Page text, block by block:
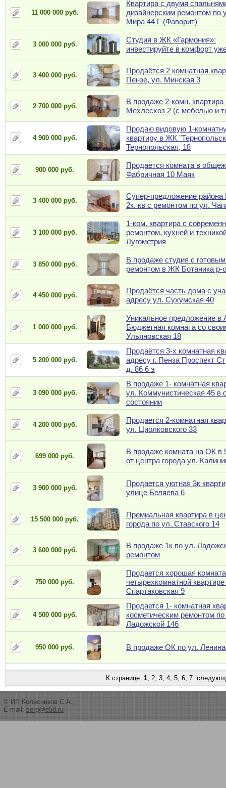
11 000 000 руб.
Квартира с двумя
дизайнерским ремонтом по
Мира 44 Г (Фаворит)
3 000 000 руб.
Студия в ЖК «Гармония»:
инвестируйте в комфорт
3 400 000 руб.
Продаётся 2 комнатная
Пензе, ул. Минская 3
2 700 000 руб.
В продаже 2-комн. квартира
Мехлесхоз 2 (с мебелью и
4 900 000 руб.
Продаю видовую 1-
квартиру в ЖК
Тернопольская, 18
900 000 руб.
Продаётся комната в
Фабричная 10 Маяк
3 400 000 руб.
Супер-предложение
2к. кв с ремонтом по ул.
3 100 000 руб.
1-ком. квартира с
ремонтом, кухней и
Лугометрия
3 850 000 руб.
В продаже студия с
ремонтом в ЖК Ботаника р-
4 450 000 руб.
Продаётся часть дома с
адресу ул. Сухумская 40
1 000 000 руб.
Уникальное предложение в
Бюджетная комната со
Ульяновская 18
5 200 000 руб.
Продаётся 3-х комнатная
адресу г. Пенза Проспект
д. 86 6 э
3 090 000 руб.
В продаже 1- комнатная
ул. Коммунистическая 45 в
состоянии
4 200 000 руб.
Продается 2-комнатная
ул. Циолковского 33
699 000 руб.
В продаже комната на ОК в
от центра города ул.
3 900 000 руб.
Продается уютная 3к
улице Беляева 6
15 500 000 руб.
Премиальная квартира в
города по ул. Ставского 14
3 600 000 руб.
В продаже 1к по ул.
ремонтом
750 000 руб.
Продается хорошая
четырехкомнатной
Спартаковская 9
4 500 000 руб.
Продается 1- комнатная
косметическим ремонтом
Ладожской 146
950 000 руб. В продаже ОК по ул.
К странице: 1, 2, 3, 4, 5, 6, 7
© ИП Колесников С.А.,
E-mail: serg@e58.ru